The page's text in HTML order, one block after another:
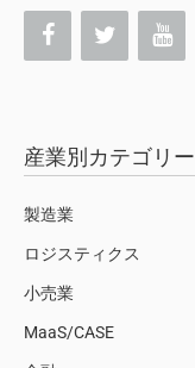
産業別カテゴリー
製造業
ロジスティクス
小売業
MaaS/CASE